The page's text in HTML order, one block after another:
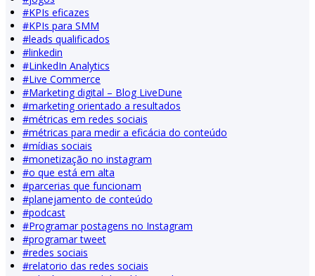
#KPIs eficazes
#KPIs para SMM
#leads qualificados
#linkedin
#LinkedIn Analytics
#Live Commerce
#Marketing digital – Blog LiveDune
#marketing orientado a resultados
#métricas em redes sociais
#métricas para medir a eficácia do conteúdo
#mídias sociais
#monetização no instagram
#o que está em alta
#parcerias que funcionam
#planejamento de conteúdo
#podcast
#Programar postagens no Instagram
#programar tweet
#redes sociais
#relatorio das redes sociais